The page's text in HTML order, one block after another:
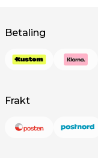
Betaling
Frakt